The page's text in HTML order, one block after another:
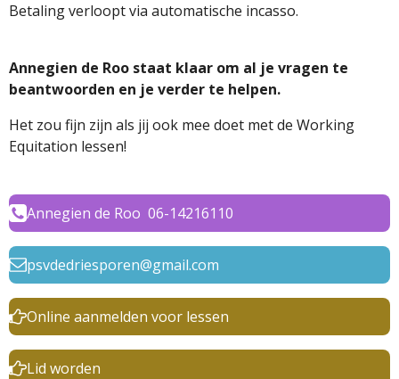
Betaling verloopt via automatische incasso.
Annegien de Roo staat klaar om al je vragen te
beantwoorden en je verder te helpen.
Het zou fijn zijn als jij ook mee doet met de Working
Equitation lessen!
Annegien de Roo 06-14216110
psvdedriesporen@gmail.com
Online aanmelden voor lessen
Lid worden